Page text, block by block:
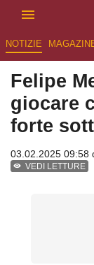
NOTIZIE
Felipe
giocare
forte
03.02.2025 09:58
VEDI LETTURE